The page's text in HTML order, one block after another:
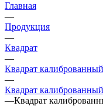
Главная
—
Продукция
—
Квадрат
—
Квадрат калиброванный
—
Квадрат
—Квадрат